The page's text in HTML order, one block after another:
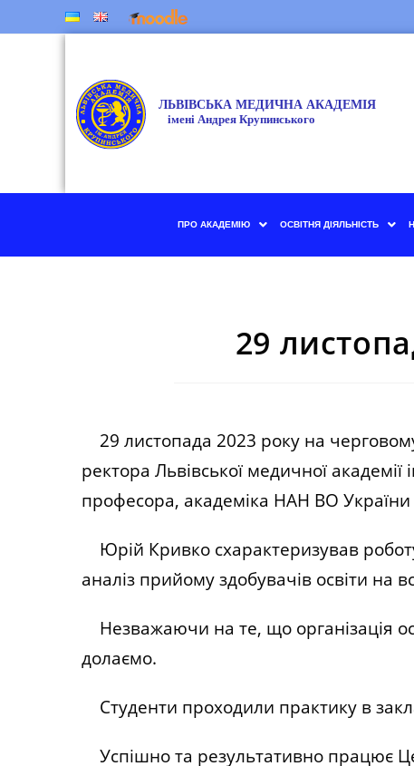
ПРО АКАДЕМІЮ ОСВІТНЯ ДІЯЛЬНІСТЬ
29
29 листопада 2023 року на
ректора Львівської медичної
професора, академіка НАН ВО
Юрій Кривко схарактеризував
аналіз прийому здобувачів освіти на
Незважаючи на те, що організація
долаємо.
Студенти проходили практику в
Успішно та результативно працює